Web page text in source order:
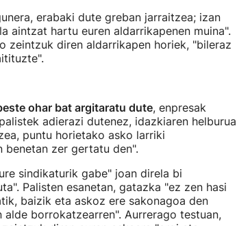
erabaki dute greban jarraitzea; izan
aintzat hartu euren aldarrikapenen muina".
zeintzuk diren aldarrikapen horiek, "bileraz
ohar bat argitaratu dute, enpresak
adierazi dutenez, idazkiaren helburua
puntu horietako asko larriki
zer gertatu den".
sindikaturik gabe" joan direla bi
Palisten esanetan, gatazka "ez zen hasi
baizik eta askoz ere sakonagoa den
borrokatzearren". Aurrerago testuan,